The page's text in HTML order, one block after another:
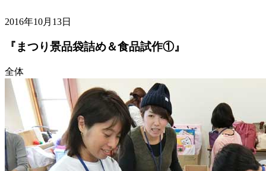
2016年10月13日
『まつり景品袋詰め＆食品試作①』
全体